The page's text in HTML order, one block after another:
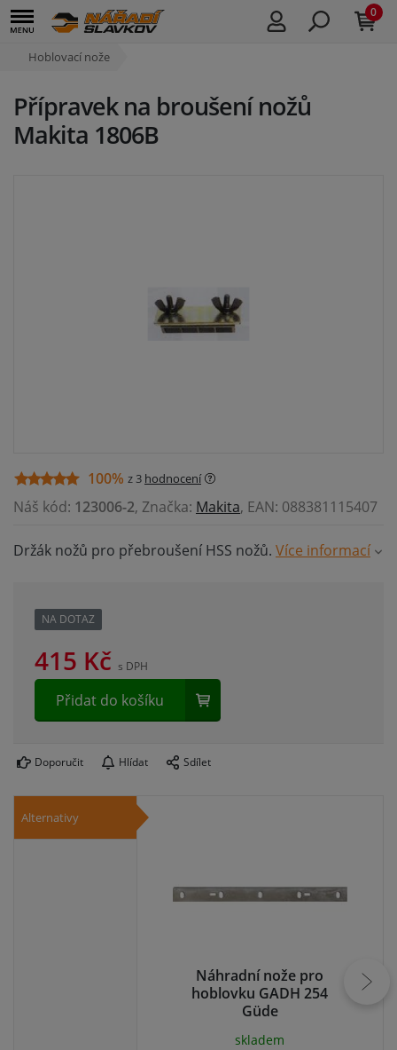
0
Hoblovací nože
Přípravek na broušení nožů
Makita 1806B
100% z 3 hodnocení
Náš kód: 123006-2, Značka: Makita, EAN: 088381115407
Držák nožů pro přebroušení HSS nožů. Více informací
NA DOTAZ
415 Kč s DPH
Přidat do košíku
Doporučit Hlídat Sdílet
Alternativy
Náhradní nože pro
hoblovku GADH 254
Güde
skladem